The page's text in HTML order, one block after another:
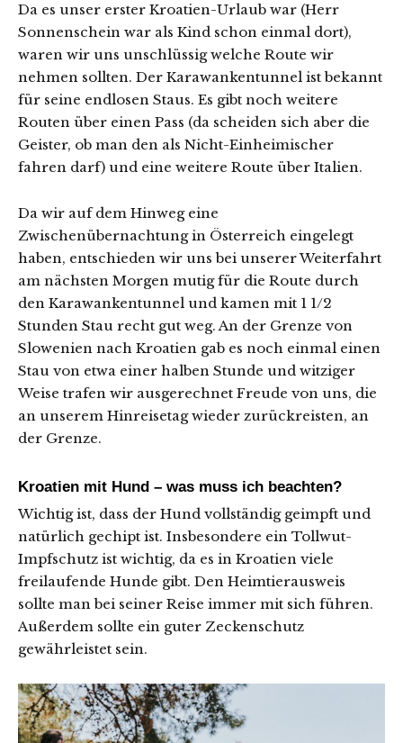
Da es unser erster Kroatien-Urlaub war (Herr
Sonnenschein war als Kind schon einmal dort),
waren wir uns unschlüssig welche Route wir
nehmen sollten. Der Karawankentunnel ist bekannt
für seine endlosen Staus. Es gibt noch weitere
Routen über einen Pass (da scheiden sich aber die
Geister, ob man den als Nicht-Einheimischer
fahren darf) und eine weitere Route über Italien.
Da wir auf dem Hinweg eine
Zwischenübernachtung in Österreich eingelegt
haben, entschieden wir uns bei unserer Weiterfahrt
am nächsten Morgen mutig für die Route durch
den Karawankentunnel und kamen mit 1 1/2
Stunden Stau recht gut weg. An der Grenze von
Slowenien nach Kroatien gab es noch einmal einen
Stau von etwa einer halben Stunde und witziger
Weise trafen wir ausgerechnet Freude von uns, die
an unserem Hinreisetag wieder zurückreisten, an
der Grenze.
Kroatien mit Hund – was muss ich beachten?
Wichtig ist, dass der Hund vollständig geimpft und
natürlich gechipt ist. Insbesondere ein Tollwut-
Impfschutz ist wichtig, da es in Kroatien viele
freilaufende Hunde gibt. Den Heimtierausweis
sollte man bei seiner Reise immer mit sich führen.
Außerdem sollte ein guter Zeckenschutz
gewährleistet sein.